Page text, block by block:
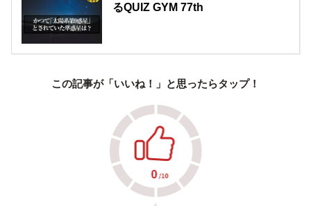
るQUIZ GYM 77th
この記事が「いいね！」と思ったらタップ！